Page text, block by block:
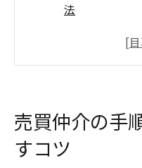
法
安心できる売
信頼される売
ーション術
売買仲介の手
すコツ